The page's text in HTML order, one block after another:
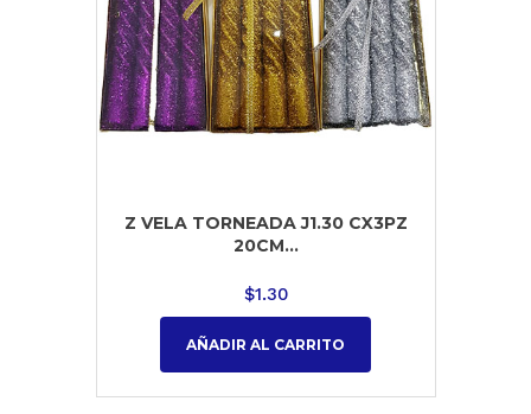
Z VELA TORNEADA J1.30 CX3PZ
20CM...
$1.30
AÑADIR AL CARRITO